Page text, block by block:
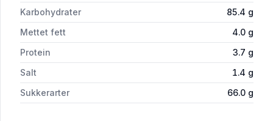
Karbohydrater
85.4 g
Mettet fett
4.0 g
Protein
3.7 g
Salt
1.4 g
Sukkerarter
66.0 g